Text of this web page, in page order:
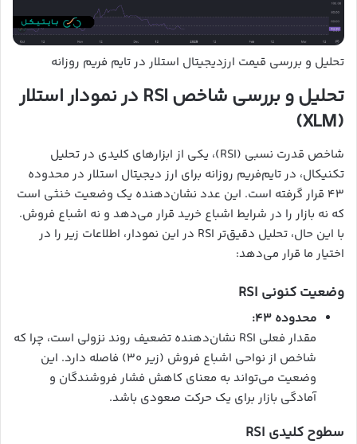
تحلیل و بررسی قیمت ارزدیجیتال استلار در تایم فریم روزانه
تحلیل و بررسی شاخص RSI در نمودار استلار
(XLM)
شاخص قدرت نسبی (RSI)، یکی از ابزارهای کلیدی در تحلیل
تکنیکال، در تایم‌فریم روزانه برای ارز دیجیتال استلار در محدوده
۴۳ قرار گرفته است. این عدد نشان‌دهنده یک وضعیت خنثی است
که نه بازار را در شرایط اشباع خرید قرار می‌دهد و نه اشباع فروش.
با این حال، تحلیل دقیق‌تر RSI در این نمودار، اطلاعات زیر را در
اختیار ما قرار می‌دهد:
وضعیت کنونی RSI
محدوده ۴۳:
مقدار فعلی RSI نشان‌دهنده تضعیف روند نزولی است، چرا که
شاخص از نواحی اشباع فروش (زیر ۳۰) فاصله دارد. این
وضعیت می‌تواند به معنای کاهش فشار فروشندگان و
آمادگی بازار برای یک حرکت صعودی باشد.
سطوح کلیدی RSI